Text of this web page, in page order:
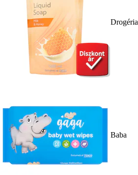
Drogéria
Baba